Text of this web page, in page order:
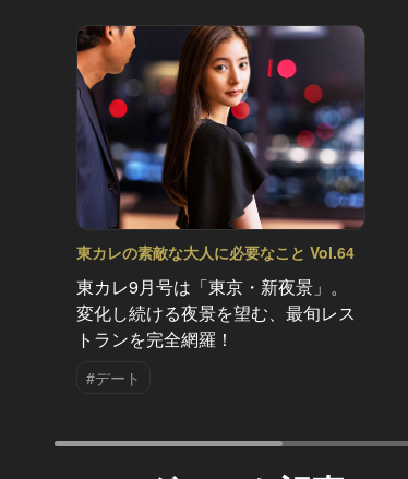
東カレの素敵な大人に必要なこと Vol.64
東カレ9月号は「東京・新夜景」。
変化し続ける夜景を望む、最旬レス
トランを完全網羅！
#デート